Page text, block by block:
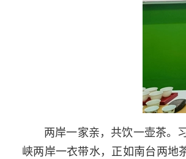
两岸一家亲，共饮一壶茶。
峡两岸一衣带水，正如南台两地